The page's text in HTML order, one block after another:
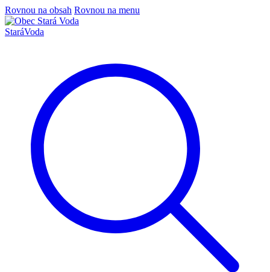
Rovnou na obsah Rovnou na menu
StaráVoda